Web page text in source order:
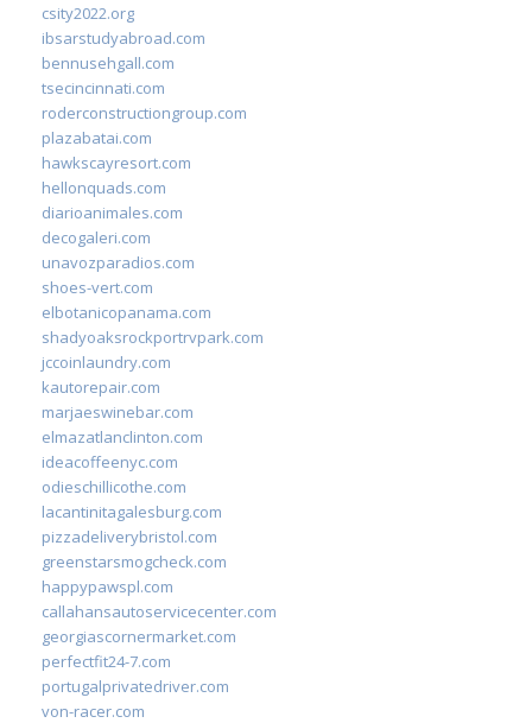
csity2022.org
ibsarstudyabroad.com
bennusehgall.com
tsecincinnati.com
roderconstructiongroup.com
plazabatai.com
hawkscayresort.com
hellonquads.com
diarioanimales.com
decogaleri.com
unavozparadios.com
shoes-vert.com
elbotanicopanama.com
shadyoaksrockportrvpark.com
jccoinlaundry.com
kautorepair.com
marjaeswinebar.com
elmazatlanclinton.com
ideacoffeenyc.com
odieschillicothe.com
lacantinitagalesburg.com
pizzadeliverybristol.com
greenstarsmogcheck.com
happypawspl.com
callahansautoservicecenter.com
georgiascornermarket.com
perfectfit24-7.com
portugalprivatedriver.com
von-racer.com